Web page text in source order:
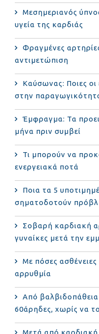
Μεσημεριανός
υγεία της καρδιάς
Φραγμένες
αντιμετώπιση
Καύσωνας: Ποιες οι
στην
Έμφραγμα: Τα
μήνα πριν συμβεί
Τι μπορούν να
ενεργειακά ποτά
Ποια τα 5
σηματοδοτούν
Σοβαρή καρδιακή
γυναίκες μετά την
Με πόσες
αρρυθμία
Από βαλβιδοπάθεια
60άρηδες, χωρίς να
Μετά από καρδιακή